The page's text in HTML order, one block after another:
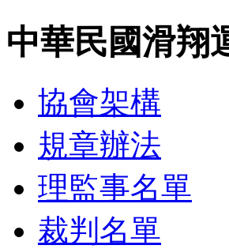
中華民國滑翔
協會架構
規章辦法
理監事名單
裁判名單